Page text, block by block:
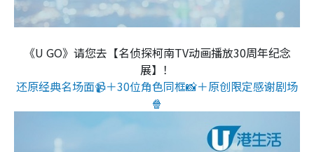
《U GO》请您去【名侦探柯南TV动画播放30周年纪念
展】！
还原经典名场面📹＋30位角色同框📸＋原创限定感谢剧场
🍿